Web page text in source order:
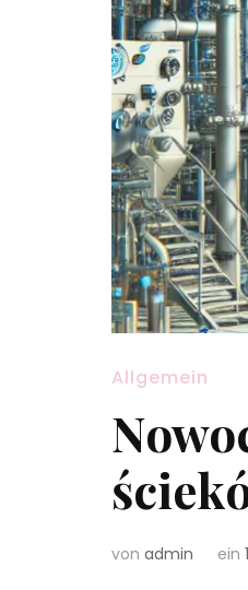
Allgemein
von admin ein